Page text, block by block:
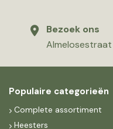
Bezoek ons
Almelosestraat
Populaire categorieën
Complete assortiment
Heesters